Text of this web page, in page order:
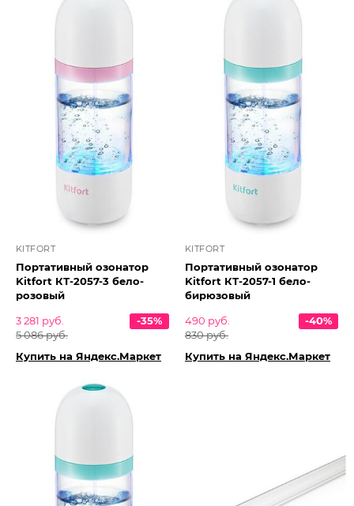
KITFORT
Портативный озонатор
Kitfort КТ-2057-3 бело-
розовый
3 281 руб.
5 086 руб.
-35%
Купить на Яндекс.Маркет
KITFORT
Портативный озонатор
Kitfort КТ-2057-1 бело-
бирюзовый
490 руб.
830 руб.
-40%
Купить на Яндекс.Маркет